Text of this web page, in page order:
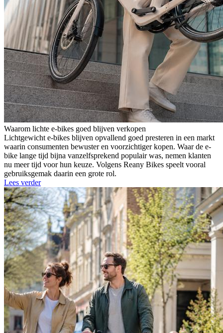
Waarom lichte e-bikes goed blijven verkopen
Lichtgewicht e-bikes blijven opvallend goed presteren in een markt
waarin consumenten bewuster en voorzichtiger kopen. Waar de e-
bike lange tijd bijna vanzelfsprekend populair was, nemen klanten
nu meer tijd voor hun keuze. Volgens Reany Bikes speelt vooral
gebruiksgemak daarin een grote rol.
Lees verder